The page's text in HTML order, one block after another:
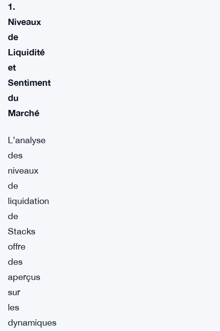
1.
Niveaux
de
Liquidité
et
Sentiment
du
Marché
L’analyse
des
niveaux
de
liquidation
de
Stacks
offre
des
aperçus
sur
les
dynamiques